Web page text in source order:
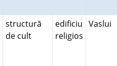
structură
de cult
edificiu
religios
Vaslui